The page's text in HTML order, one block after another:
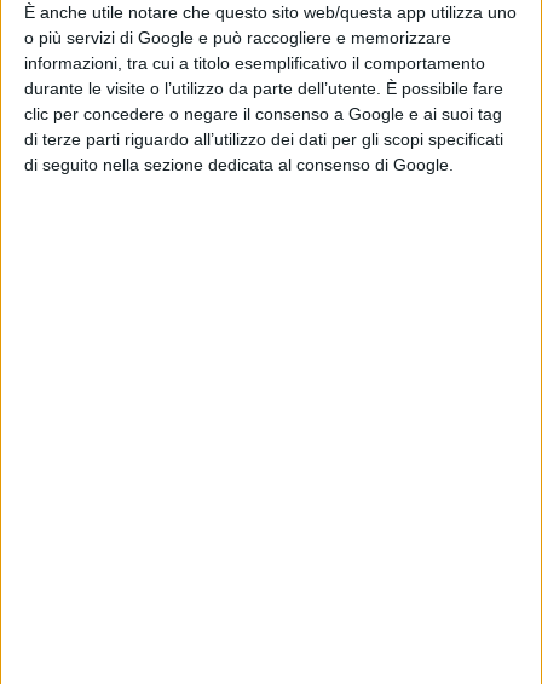
È anche utile notare che questo sito web/questa app utilizza uno
o più servizi di Google e può raccogliere e memorizzare
informazioni, tra cui a titolo esemplificativo il comportamento
durante le visite o l’utilizzo da parte dell’utente. È possibile fare
clic per concedere o negare il consenso a Google e ai suoi tag
di terze parti riguardo all’utilizzo dei dati per gli scopi specificati
di seguito nella sezione dedicata al consenso di Google.
sul sequel con
Timothée
Chalamet
di Emanuela Giuliani
Venezia 83: a
Luca Guadagnino
il Cartier Glory to